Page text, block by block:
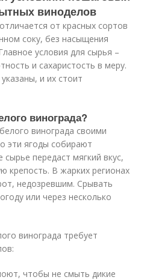
виноделов
от красных сортов
соку, без насыщения
условия для сырья –
и сахаристость в меру.
и их стоит
винограда?
винограда своими
эти ягоды собирают
передаст мягкий вкус,
крепость. В жарких регионах
недозревшим. Срывать
или через несколько
винограда требует
чтобы не смыть дикие